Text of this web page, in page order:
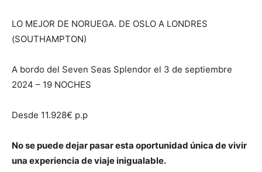
LO MEJOR DE NORUEGA. DE OSLO A LONDRES
(SOUTHAMPTON)
A bordo del Seven Seas Splendor el 3 de septiembre
2024 – 19 NOCHES
Desde 11.928€ p.p
No se puede dejar pasar esta oportunidad única de vivir
una experiencia de viaje inigualable.